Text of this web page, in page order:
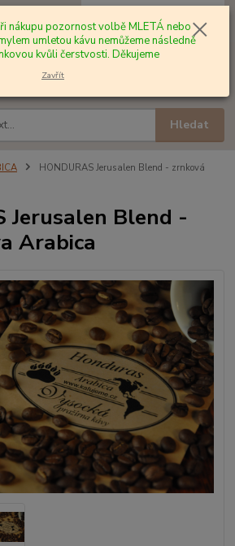
Hledat
za0,00 Kč
HONDURAS Jerusalen Blend - zrnková
Jerusalen Blend -
Arabica
nákupu pozornost volbě MLETÁ nebo
umletou kávu nemůžeme následně
kvůli čerstvosti. Děkujeme
Zavřít